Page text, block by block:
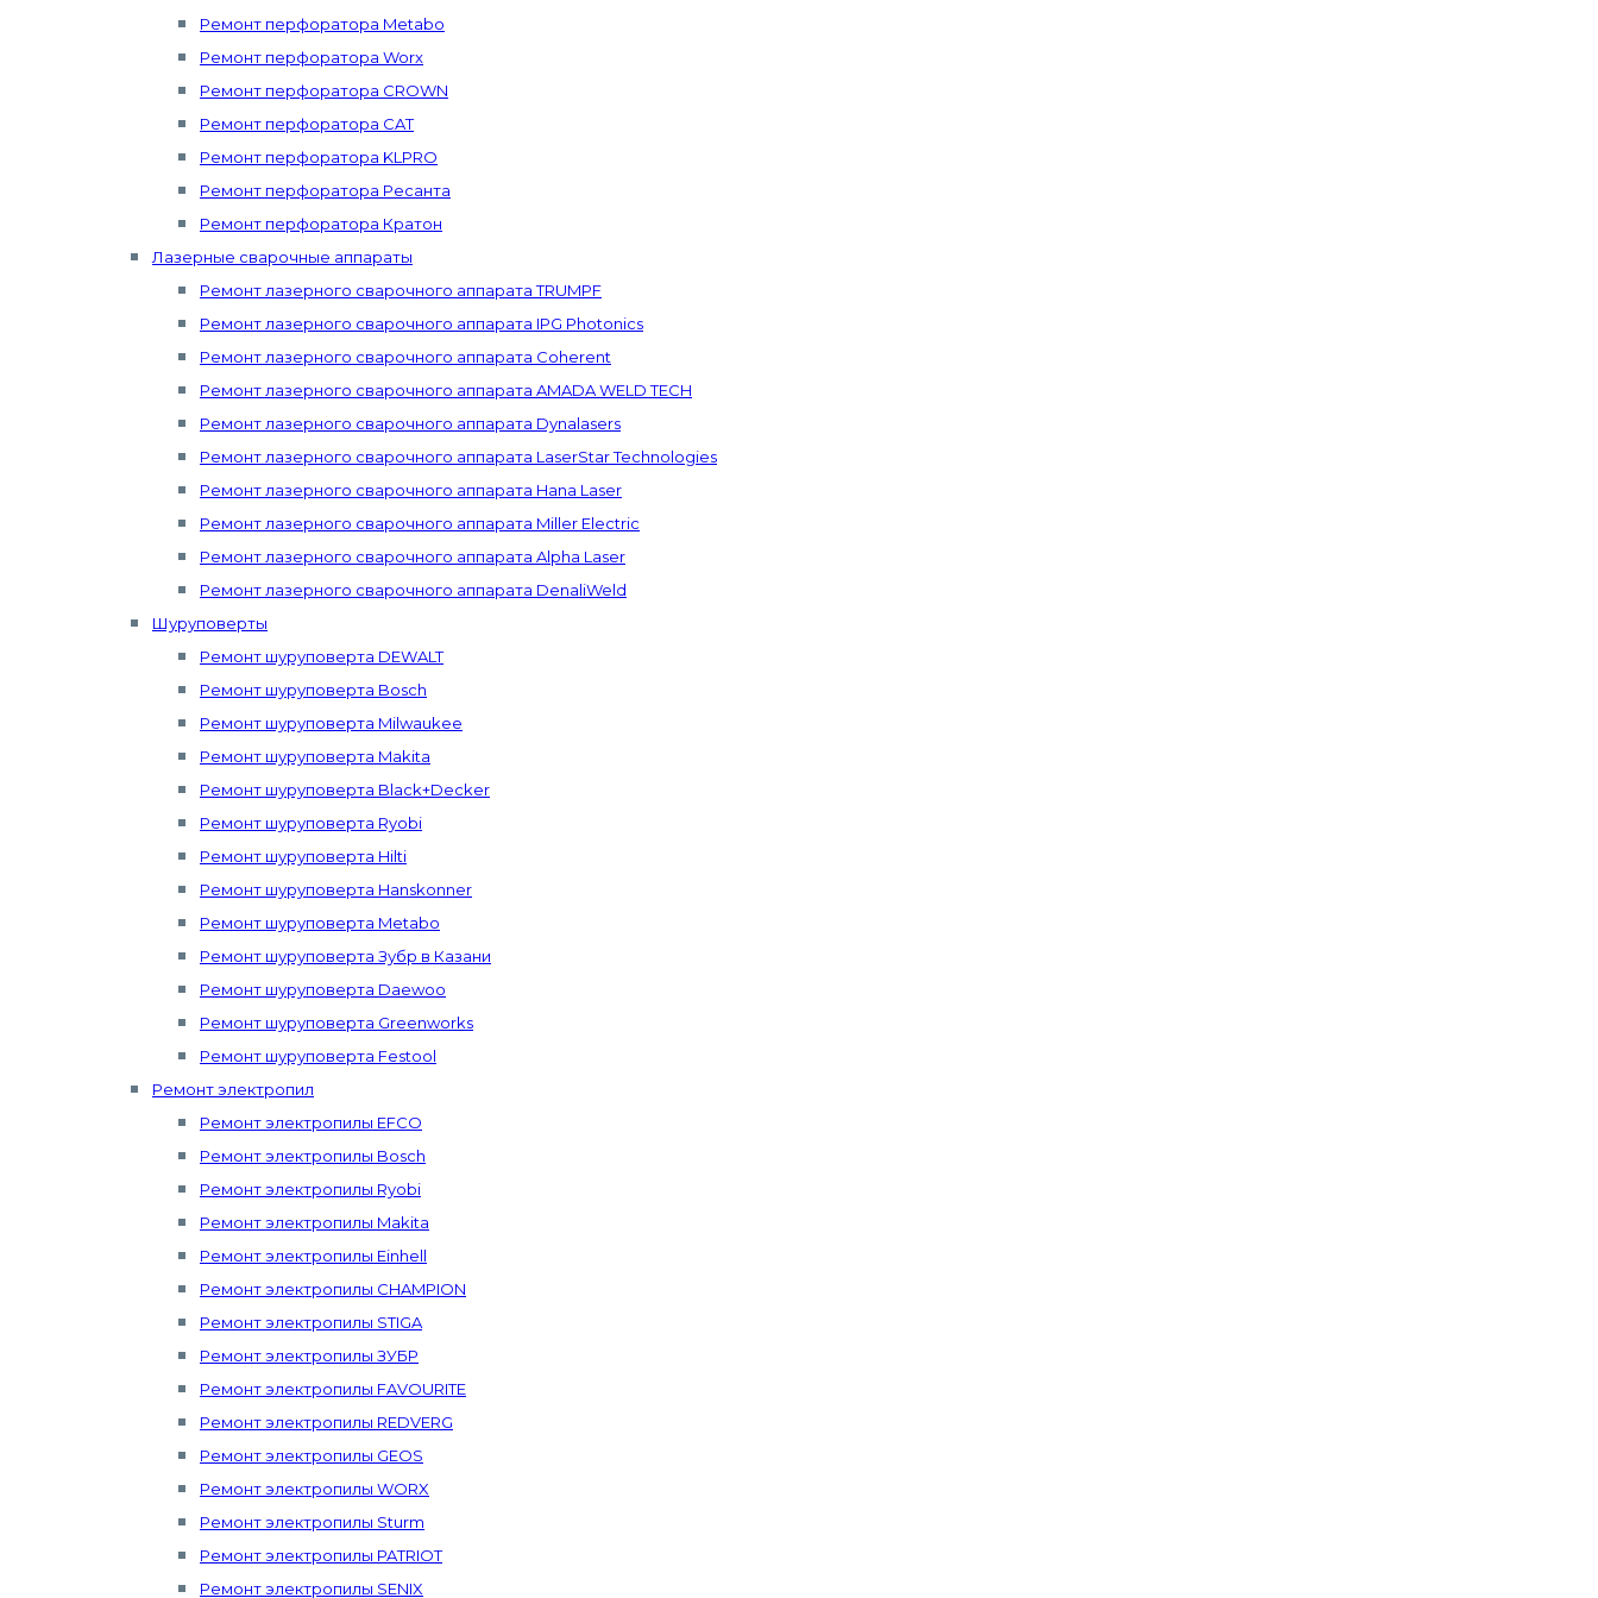
Ремонт перфоратора Metabo
Ремонт перфоратора Worx
Ремонт перфоратора CROWN
Ремонт перфоратора CAT
Ремонт перфоратора KLPRO
Ремонт перфоратора Ресанта
Ремонт перфоратора Кратон
Лазерные сварочные аппараты
Ремонт лазерного сварочного аппарата TRUMPF
Ремонт лазерного сварочного аппарата IPG Photonics
Ремонт лазерного сварочного аппарата Coherent
Ремонт лазерного сварочного аппарата AMADA WELD TECH
Ремонт лазерного сварочного аппарата Dynalasers
Ремонт лазерного сварочного аппарата LaserStar Technologies
Ремонт лазерного сварочного аппарата Hana Laser
Ремонт лазерного сварочного аппарата Miller Electric
Ремонт лазерного сварочного аппарата Alpha Laser
Ремонт лазерного сварочного аппарата DenaliWeld
Шуруповерты
Ремонт шуруповерта DEWALT
Ремонт шуруповерта Bosch
Ремонт шуруповерта Milwaukee
Ремонт шуруповерта Makita
Ремонт шуруповерта Black+Decker
Ремонт шуруповерта Ryobi
Ремонт шуруповерта Hilti
Ремонт шуруповерта Hanskonner
Ремонт шуруповерта Metabo
Ремонт шуруповерта Зубр в Казани
Ремонт шуруповерта Daewoo
Ремонт шуруповерта Greenworks
Ремонт шуруповерта Festool
Ремонт электропил
Ремонт электропилы EFCO
Ремонт электропилы Bosch
Ремонт электропилы Ryobi
Ремонт электропилы Makita
Ремонт электропилы Einhell
Ремонт электропилы CHAMPION
Ремонт электропилы STIGA
Ремонт электропилы ЗУБР
Ремонт электропилы FAVOURITE
Ремонт электропилы REDVERG
Ремонт электропилы GEOS
Ремонт электропилы WORX
Ремонт электропилы Sturm
Ремонт электропилы PATRIOT
Ремонт электропилы SENIX